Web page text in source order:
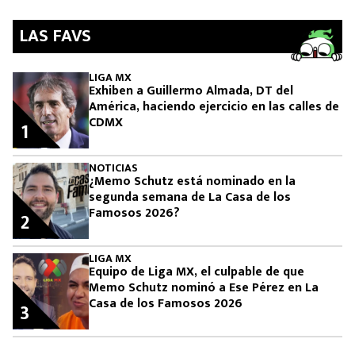
LAS FAVS
LIGA MX
Exhiben a Guillermo Almada, DT del
América, haciendo ejercicio en las calles de
CDMX
1
NOTICIAS
¿Memo Schutz está nominado en la
segunda semana de La Casa de los
Famosos 2026?
2
LIGA MX
Equipo de Liga MX, el culpable de que
Memo Schutz nominó a Ese Pérez en La
Casa de los Famosos 2026
3